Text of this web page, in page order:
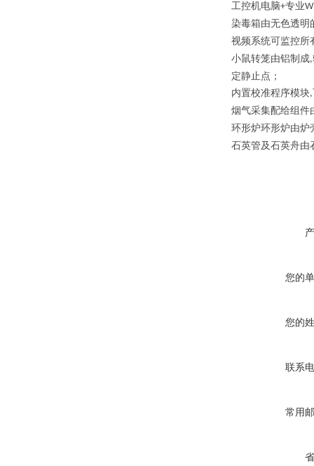
工控机电脑+专业
染毒箱由无色透明
视频系统可监控所
小鼠转笼由铝制成,
定静止点；
内置校准程序模块,
烟气采集配给组件
环形炉环形炉由炉
石英管及石英舟由
您的
您的
联系
常用